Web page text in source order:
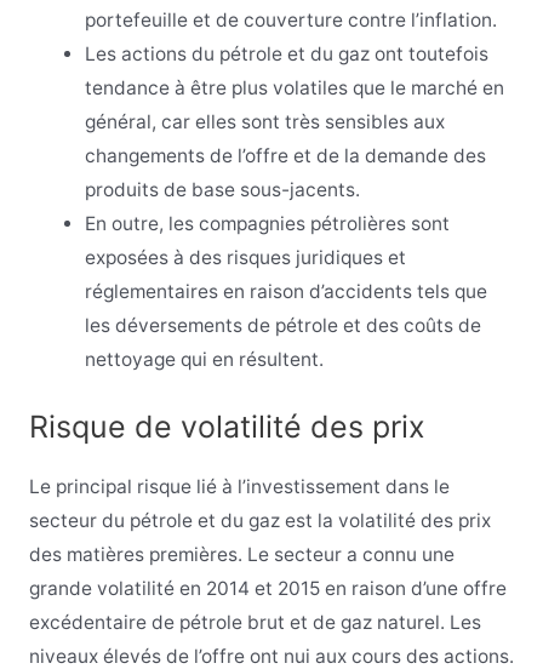
portefeuille et de couverture contre l’inflation.
Les actions du pétrole et du gaz ont toutefois
tendance à être plus volatiles que le marché en
général, car elles sont très sensibles aux
changements de l’offre et de la demande des
produits de base sous-jacents.
En outre, les compagnies pétrolières sont
exposées à des risques juridiques et
réglementaires en raison d’accidents tels que
les déversements de pétrole et des coûts de
nettoyage qui en résultent.
Risque de volatilité des prix
Le principal risque lié à l’investissement dans le
secteur du pétrole et du gaz est la volatilité des prix
des matières premières. Le secteur a connu une
grande volatilité en 2014 et 2015 en raison d’une offre
excédentaire de pétrole brut et de gaz naturel. Les
niveaux élevés de l’offre ont nui aux cours des actions.